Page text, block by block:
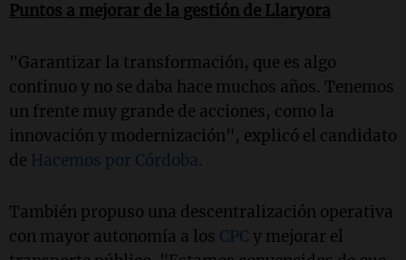
Puntos a mejorar de la gestión de Llaryora
"Garantizar la transformación, que es algo
continuo y no se daba hace muchos años. Tenemos
un frente muy grande de acciones, como la
innovación y modernización", explicó el candidato
de Hacemos por Córdoba.
También propuso una descentralización operativa
con mayor autonomía a los CPC y mejorar el